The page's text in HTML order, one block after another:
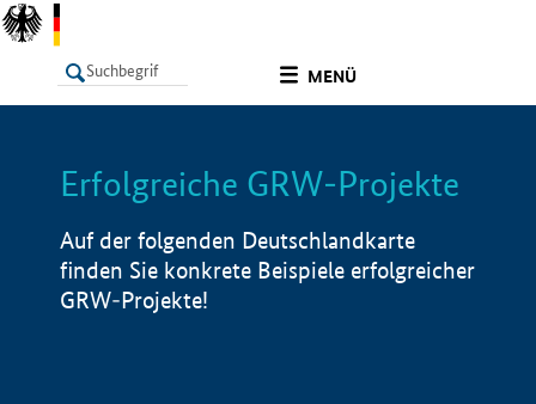
MENÜ
LISTE Info
Erfolgreiche GRW-Projekte
Auf der folgenden Deutschlandkarte
finden Sie konkrete Beispiele erfolgreicher
GRW-Projekte!